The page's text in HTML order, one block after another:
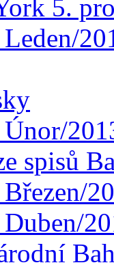
5.
Leden/
Únor/
spisů
Duben/